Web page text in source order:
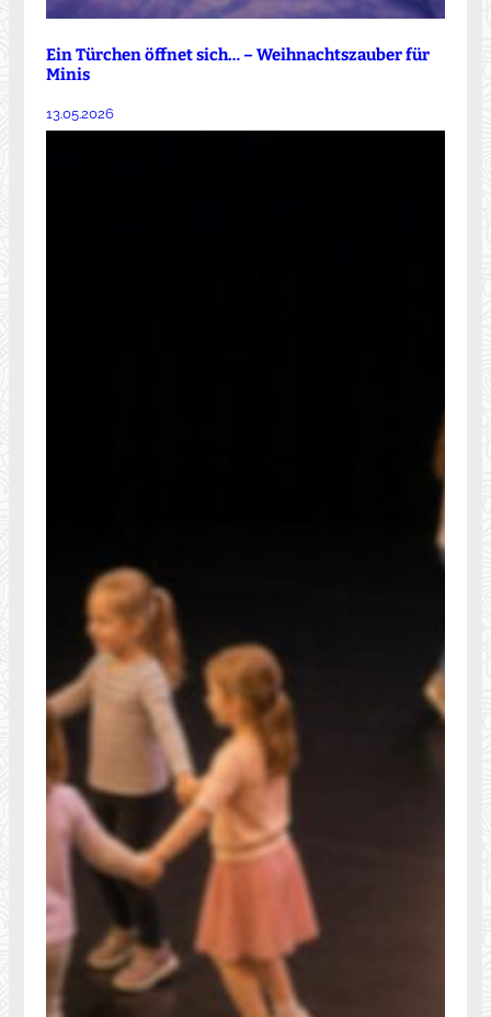
Ein Türchen öffnet sich… – Weihnachtszauber für
Minis
13.05.2026